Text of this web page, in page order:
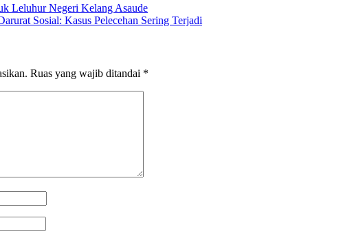
Leluhur Negeri Kelang Asaude
Sosial: Kasus Pelecehan Sering Terjadi
Ruas yang wajib ditandai *